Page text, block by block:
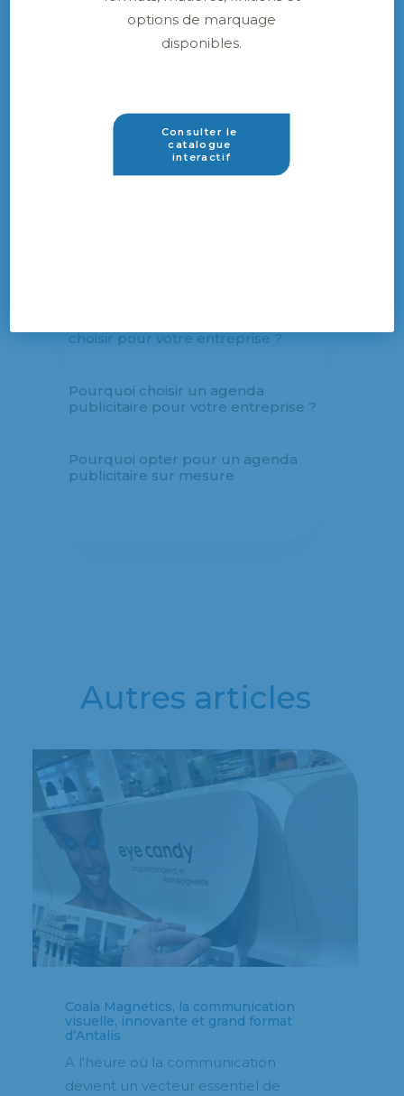
Le graphiste : une palette de couleurs et
d’idées pour créer une communication
choisir pour votre entreprise ?
Pourquoi choisir un agenda
publicitaire pour votre entreprise ?
Pourquoi opter pour un agenda
publicitaire sur mesure
Autres articles
Coala Magnetics, la communication
visuelle, innovante et grand format
d’Antalis
A l'heure où la communication
devient un vecteur essentiel de
options de marquage
disponibles.
Consulter le
catalogue
interactif